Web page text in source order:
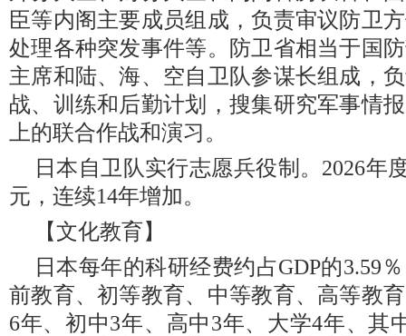
臣等内阁主要成员组成，负责审议防卫
处理各种突发事件等。防卫省相当于国
主席和陆、海、空自卫队参谋长组成，
战、训练和后勤计划，搜集研究军事情
上的联合作战和演习。
日本自卫队实行志愿兵役制。2026年
元，连续14年增加。
【文化教育】
日本每年的科研经费约占GDP的3.59
前教育、初等教育、中等教育、高等教
6年、初中3年、高中3年、大学4年、其